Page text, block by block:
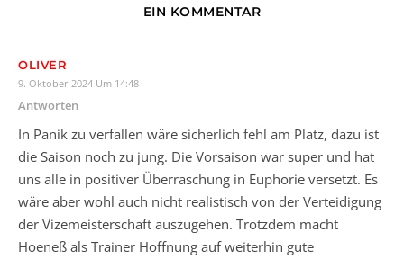
EIN KOMMENTAR
OLIVER
9. Oktober 2024 Um 14:48
Antworten
In Panik zu verfallen wäre sicherlich fehl am Platz, dazu ist
die Saison noch zu jung. Die Vorsaison war super und hat
uns alle in positiver Überraschung in Euphorie versetzt. Es
wäre aber wohl auch nicht realistisch von der Verteidigung
der Vizemeisterschaft auszugehen. Trotzdem macht
Hoeneß als Trainer Hoffnung auf weiterhin gute